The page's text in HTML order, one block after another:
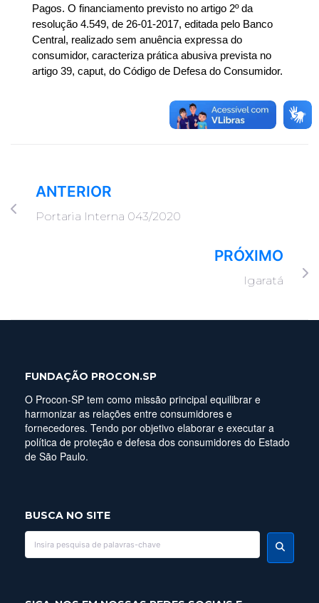
Pagos. O financiamento previsto no artigo 2º da
resolução 4.549, de 26-01-2017, editada pelo Banco
Central, realizado sem anuência expressa do
consumidor, caracteriza prática abusiva prevista no
artigo 39, caput, do Código de Defesa do Consumidor.
ANTERIOR
Portaria Interna 043/2020
PRÓXIMO
Igaratá
FUNDAÇÃO PROCON.SP
O Procon-SP tem como missão principal equilibrar e
harmonizar as relações entre consumidores e
fornecedores. Tendo por objetivo elaborar e executar a
política de proteção e defesa dos consumidores do Estado
de São Paulo.
BUSCA NO SITE